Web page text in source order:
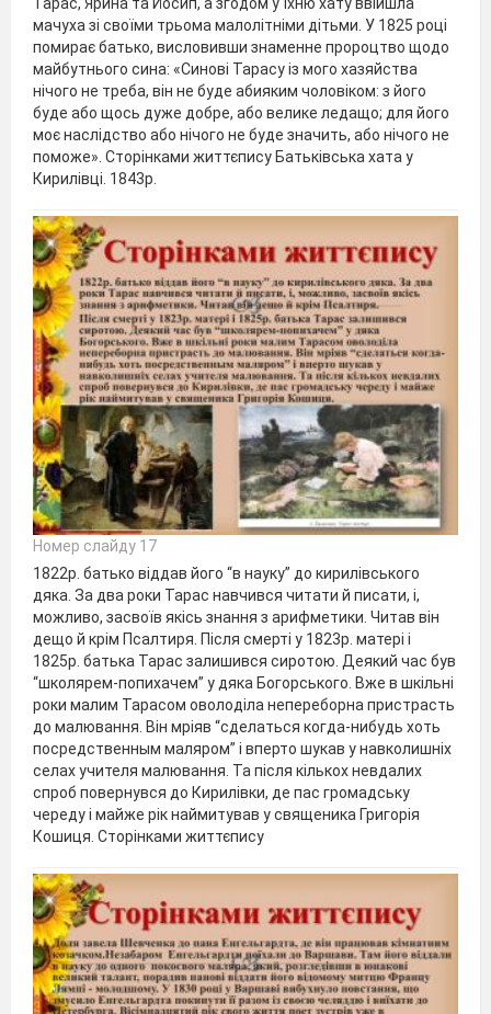
мачуха зі своїми трьома малолітніми дітьми. У 1825 році
помирає батько, висловивши знаменне пророцтво щодо
майбутнього сина: «Синові Тарасу із мого хазяйства
нічого не треба, він не буде абияким чоловіком: з його
буде або щось дуже добре, або велике ледащо; для його
моє наслідство або нічого не буде значить, або нічого не
поможе». Сторінками життєпису Батьківська хата у
Кирилівці. 1843р.
Номер слайду 17
1822р. батько віддав його “в науку” до кирилівського
дяка. За два роки Тарас навчився читати й писати, і,
можливо, засвоїв якісь знання з арифметики. Читав він
дещо й крім Псалтиря. Після смерті у 1823р. матері і
1825р. батька Тарас залишився сиротою. Деякий час був
“школярем-попихачем” у дяка Богорського. Вже в шкільні
роки малим Тарасом оволоділа непереборна пристрасть
до малювання. Він мріяв “сделаться когда-нибудь хоть
посредственным маляром” і вперто шукав у навколишніх
селах учителя малювання. Та після кількох невдалих
спроб повернувся до Кирилівки, де пас громадську
череду і майже рік наймитував у священика Григорія
Кошиця. Сторінками життєпису